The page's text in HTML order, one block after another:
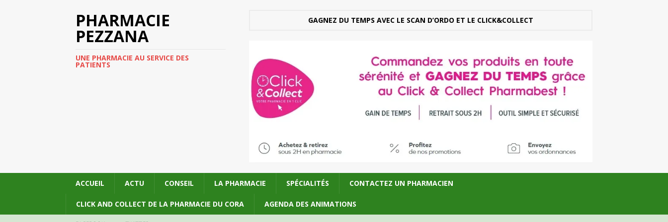
PHARMACIE
PEZZANA
UNE PHARMACIE AU SERVICE DES
PATIENTS
GAGNEZ DU TEMPS AVEC LE SCAN D’ORDO ET LE CLICK&COLLECT
ACCUEIL ACTU CONSEIL LA PHARMACIE SPÉCIALITÉS CONTACTEZ UN PHARMACIEN
CLICK AND COLLECT DE LA PHARMACIE DU CORA AGENDA DES ANIMATIONS